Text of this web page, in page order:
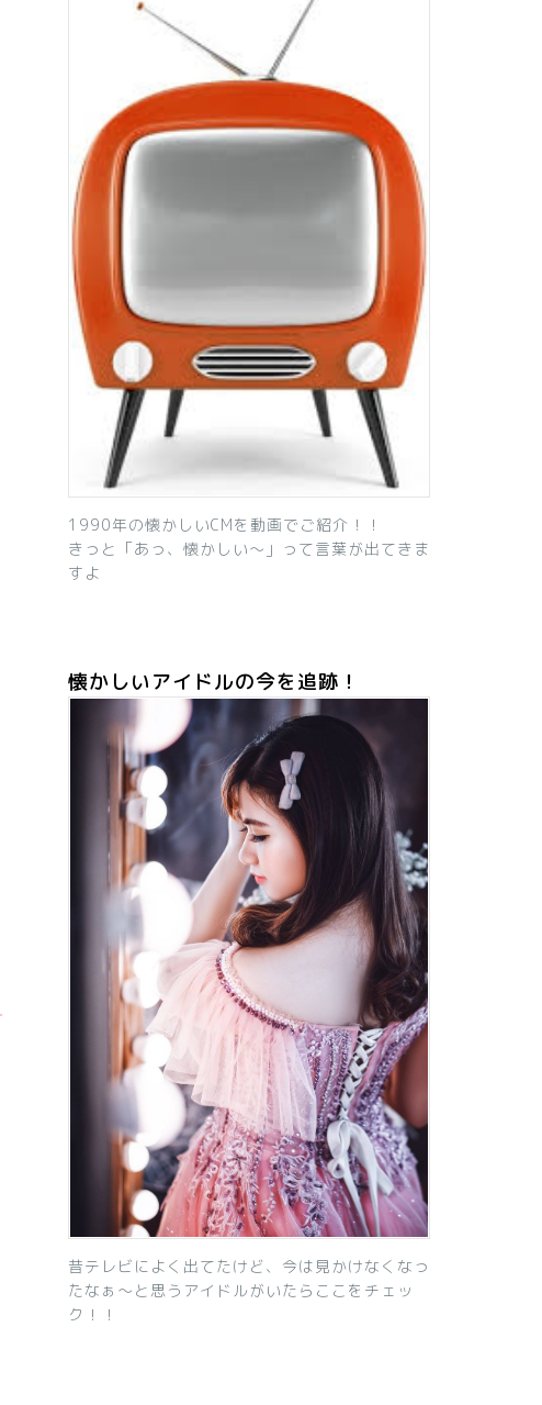
1990年の懐かしいCMを動画でご紹介！！
きっと「あっ、懐かしい～」って言葉が出てきま
すよ
懐かしいアイドルの今を追跡！
昔テレビによく出てたけど、今は見かけなくなっ
たなぁ～と思うアイドルがいたらここをチェッ
ク！！